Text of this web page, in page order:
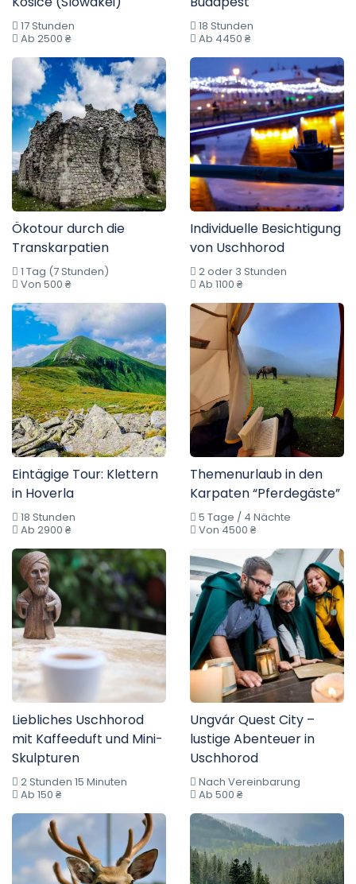
17 Stunden
Ab 2500 ₴
18 Stunden
Ab 4450 ₴
Ökotour durch die
Transkarpatien
1 Tag (7 Stunden)
Von 500 ₴
Individuelle Besichtigung
von Uschhorod
2 oder 3 Stunden
Ab 1100 ₴
Eintägige Tour: Klettern
in Hoverla
18 Stunden
Ab 2900 ₴
Themenurlaub in den
Karpaten “Pferdegäste”
5 Tage / 4 Nächte
Von 4500 ₴
Liebliches Uschhorod
mit Kaffeeduft und Mini-
Skulpturen
2 Stunden 15 Minuten
Ab 150 ₴
Ungvár Quest City –
lustige Abenteuer in
Uschhorod
Nach Vereinbarung
Ab 500 ₴